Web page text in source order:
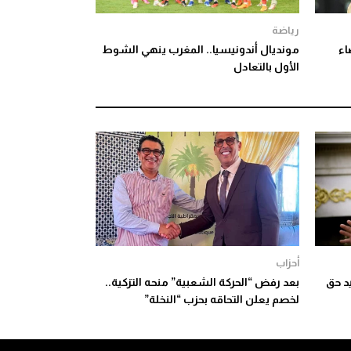
رياضة
مونديال أندونيسيا.. المغرب ينهي الشوط
الأول بالتعادل
حق
أحزاب
بعد رفض “الحركة الشعبية” منحه التزكية..
لخصم يعلن التحاقه بحزب “النخلة”